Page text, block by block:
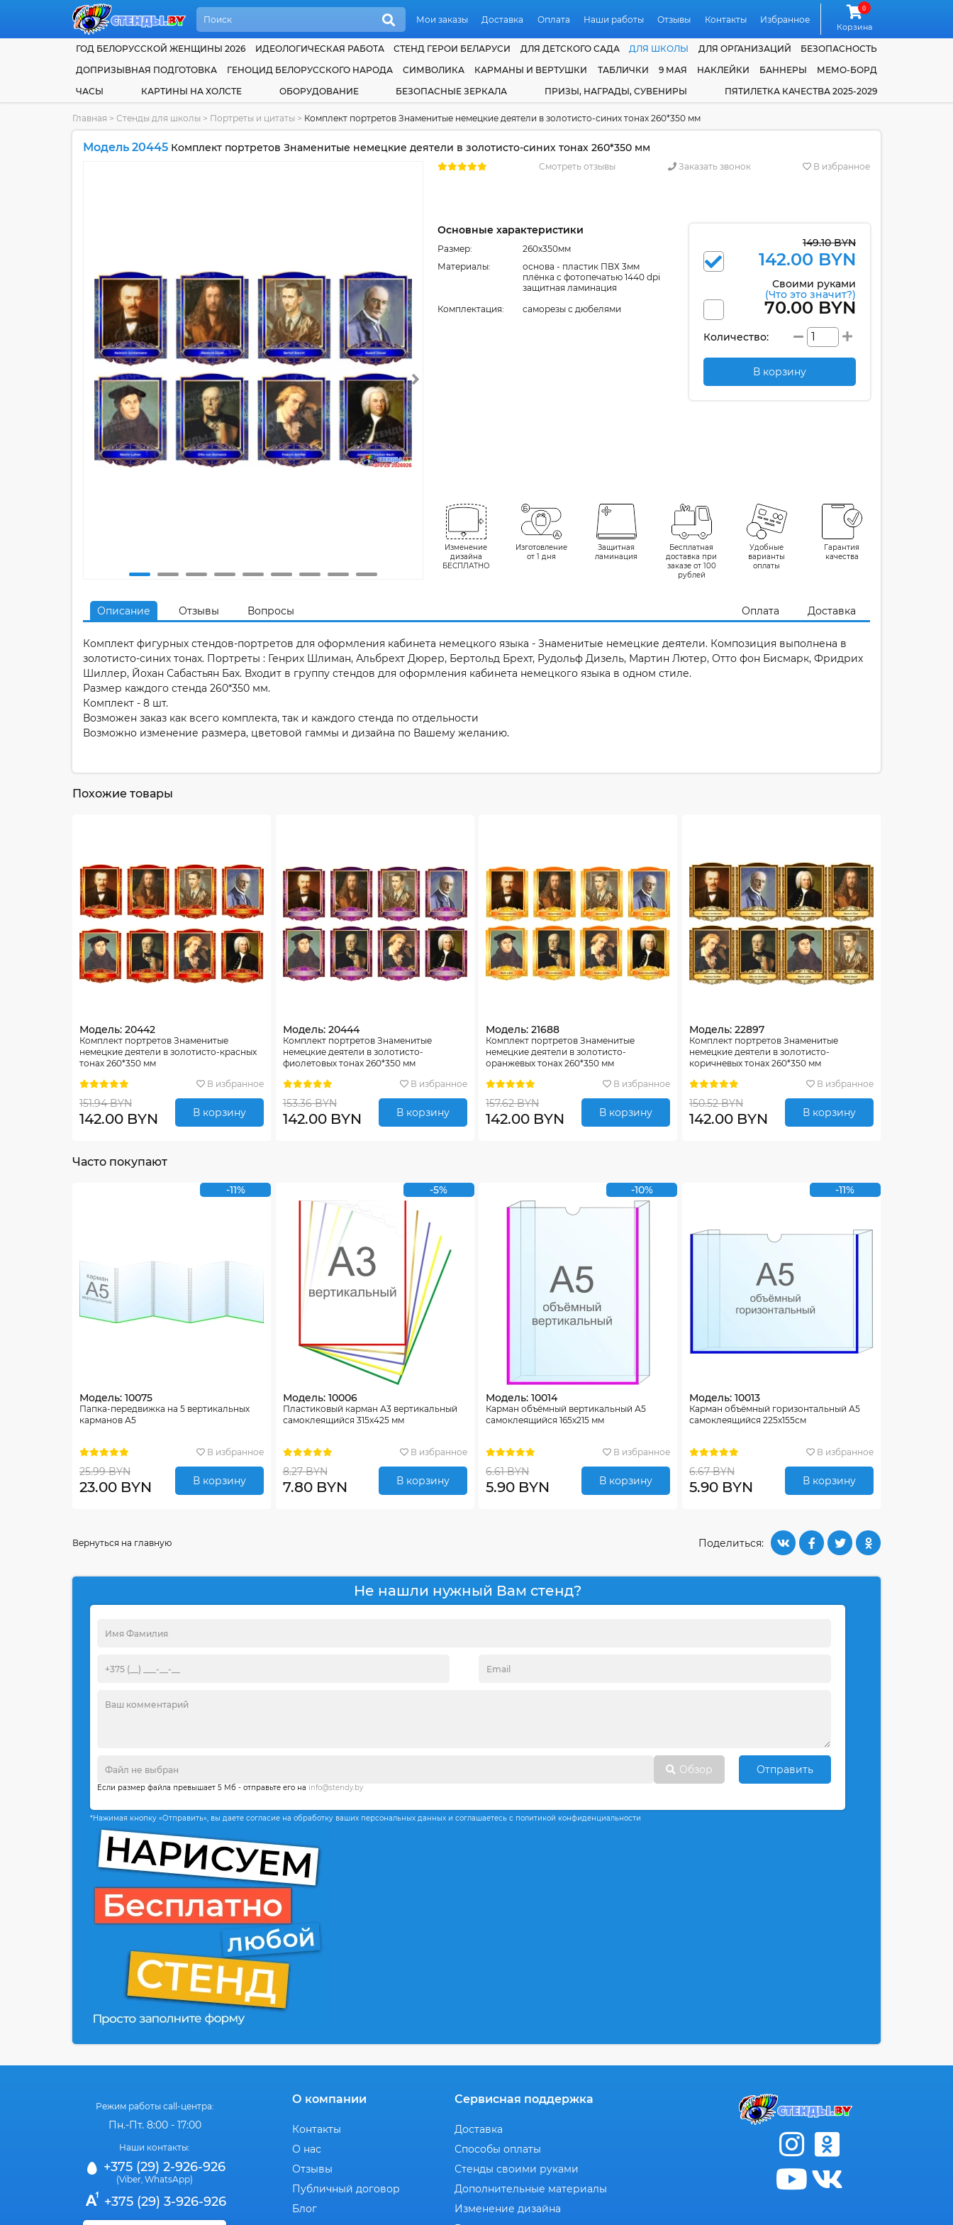
Мои заказы Доставка Оплата Наши работы Отзывы Контакты Избранное
0
Корзина
ГОД БЕЛОРУССКОЙ ЖЕНЩИНЫ 2026 ИДЕОЛОГИЧЕСКАЯ РАБОТА СТЕНД ГЕРОИ БЕЛАРУСИ ДЛЯ ДЕТСКОГО САДА ДЛЯ ШКОЛЫ ДЛЯ ОРГАНИЗАЦИЙ
БЕЗОПАСНОСТЬ
ДОПРИЗЫВНАЯ ПОДГОТОВКА
ГЕНОЦИД БЕЛОРУССКОГО НАРОДА СИМВОЛИКА КАРМАНЫ И ВЕРТУШКИ ТАБЛИЧКИ 9 МАЯ НАКЛЕЙКИ БАННЕРЫ
МЕМО-БОРД
ЧАСЫ
КАРТИНЫ НА ХОЛСТЕ ОБОРУДОВАНИЕ БЕЗОПАСНЫЕ ЗЕРКАЛА ПРИЗЫ, НАГРАДЫ, СУВЕНИРЫ ПЯТИЛЕТКА КАЧЕСТВА 2025-2029
Главная > Стенды для школы > Портреты и цитаты > Комплект портретов Знаменитые немецкие деятели в золотисто-синих тонах 260*350 мм
Модель 20445 Комплект портретов Знаменитые немецкие деятели в золотисто-синих тонах 260*350 мм
Смотреть отзывы Заказать звонок В избранное
Основные характеристики
Размер:
260x350мм
Материалы:
основа - пластик ПВХ 3мм
плёнка с фотопечатью 1440 dpi
защитная ламинация
Комплектация:
cаморезы с дюбелями
149.10 BYN
142.00 BYN
Своими руками
(Что это значит?)
70.00 BYN
Количество:
В корзину
Изменение
дизайна
БЕСПЛАТНО
Изготовление
от 1 дня
Защитная
ламинация
Бесплатная
доставка при
заказе от 100
рублей
Удобные
варианты
оплаты
Гарантия
качества
Описание Отзывы Вопросы Оплата Доставка
Комплект фигурных стендов-портретов для оформления кабинета немецкого языка - Знаменитые немецкие деятели. Композиция выполнена в
золотисто-синих тонах. Портреты : Генрих Шлиман, Альбрехт Дюрер, Бертольд Брехт, Рудольф Дизель, Мартин Лютер, Отто фон Бисмарк, Фридрих
Шиллер, Йохан Сабастьян Бах. Входит в группу стендов для оформления кабинета немецкого языка в одном стиле.
Размер каждого стенда 260*350 мм.
Комплект - 8 шт.
Возможен заказ как всего комплекта, так и каждого стенда по отдельности
Возможно изменение размера, цветовой гаммы и дизайна по Вашему желанию.
Похожие товары
Модель: 20442
Комплект портретов Знаменитые
немецкие деятели в золотисто-красных
тонах 260*350 мм
В избранное
151.94 BYN
142.00 BYN В корзину
Модель: 20444
Комплект портретов Знаменитые
немецкие деятели в золотисто-
фиолетовых тонах 260*350 мм
В избранное
153.36 BYN
142.00 BYN В корзину
Модель: 21688
Комплект портретов Знаменитые
немецкие деятели в золотисто-
оранжевых тонах 260*350 мм
В избранное
157.62 BYN
142.00 BYN В корзину
Модель: 22897
Комплект портретов Знаменитые
немецкие деятели в золотисто-
коричневых тонах 260*350 мм
В избранное
150.52 BYN
142.00 BYN В корзину
Часто покупают
-11%
Модель: 10075
Папка-передвижка на 5 вертикальных
карманов А5
В избранное
25.99 BYN
23.00 BYN В корзину
-5%
Модель: 10006
Пластиковый карман А3 вертикальный
самоклеящийся 315х425 мм
В избранное
8.27 BYN
7.80 BYN В корзину
-10%
Модель: 10014
Карман объёмный вертикальный А5
самоклеящийся 165х215 мм
В избранное
6.61 BYN
5.90 BYN В корзину
-11%
Модель: 10013
Карман объёмный горизонтальный А5
самоклеящийся 225х155см
В избранное
6.67 BYN
5.90 BYN В корзину
Поделиться:
Вернуться на главную
Не нашли нужный Вам стенд?
Обзор Отправить
Если размер файла превышает 5 Мб - отправьте его на info@stendy.by
*Нажимая кнопку «Отправить», вы даете согласие на обработку ваших персональных данных и соглашаетесь с политикой конфиденциальности
Режим работы call-центра:
Пн.-Пт. 8:00 - 17:00
Наши контакты:
+375 (29) 2-926-926
(Viber, WhatsApp)
+375 (29) 3-926-926
О компании
Контакты
О нас
Отзывы
Публичный договор
Блог
Сервисная поддержка
Доставка
Способы оплаты
Стенды своими руками
Дополнительные материалы
Изменение дизайна